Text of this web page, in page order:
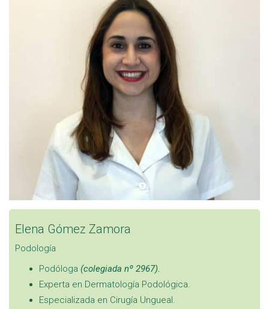
Elena Gómez Zamora
Podología
Podóloga (colegiada nº 2967).
Experta en Dermatología Podológica.
Especializada en Cirugía Ungueal.